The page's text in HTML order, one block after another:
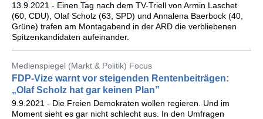
13.9.2021 - Einen Tag nach dem TV-Triell von Armin Laschet
(60, CDU), Olaf Scholz (63, SPD) und Annalena Baerbock (40,
Grüne) trafen am Montagabend in der ARD die verbliebenen
Spitzenkandidaten aufeinander.
Medienspiegel (Markt & Politik) Focus
FDP-Vize warnt vor steigenden Rentenbeiträgen:
„Olaf Scholz hat gar keinen Plan”
9.9.2021 - Die Freien Demokraten wollen regieren. Und im
Moment sieht es gar nicht schlecht aus. In den Umfragen